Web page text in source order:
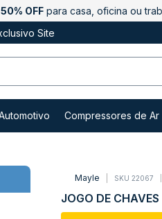
50% OFF para casa, oficina ou
Site
Compressores de Ar
Mayle SKU 22067
JOGO DE